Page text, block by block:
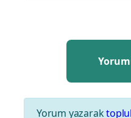
Yorum yazarak